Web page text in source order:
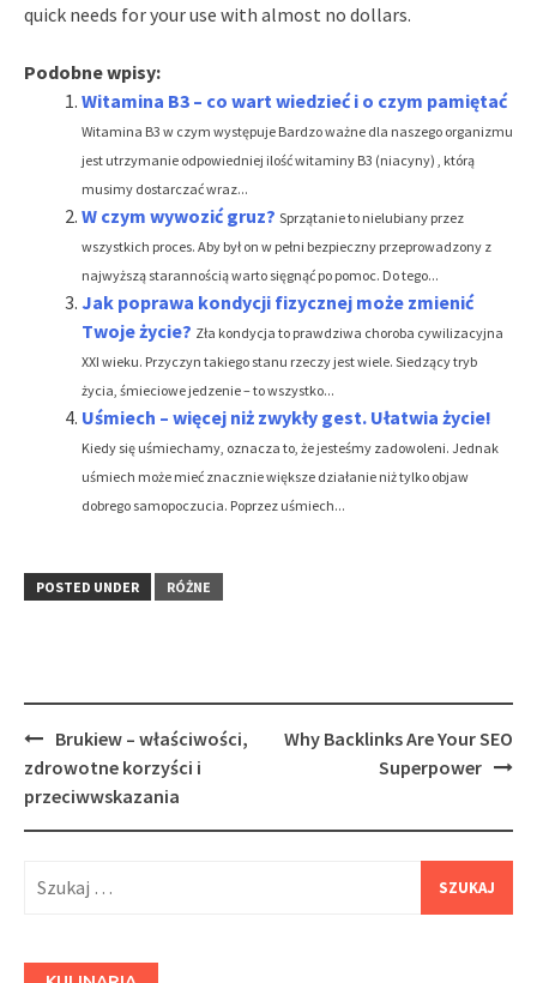
quick needs for your use with almost no dollars.
Podobne wpisy:
Witamina B3 – co wart wiedzieć i o czym pamiętać
Witamina B3 w czym występuje Bardzo ważne dla naszego organizmu
jest utrzymanie odpowiedniej ilość witaminy B3 (niacyny) , którą
musimy dostarczać wraz...
W czym wywozić gruz? Sprzątanie to nielubiany przez
wszystkich proces. Aby był on w pełni bezpieczny przeprowadzony z
najwyższą starannością warto sięgnąć po pomoc. Do tego...
Jak poprawa kondycji fizycznej może zmienić
Twoje życie? Zła kondycja to prawdziwa choroba cywilizacyjna
XXI wieku. Przyczyn takiego stanu rzeczy jest wiele. Siedzący tryb
życia, śmieciowe jedzenie – to wszystko...
Uśmiech – więcej niż zwykły gest. Ułatwia życie!
Kiedy się uśmiechamy, oznacza to, że jesteśmy zadowoleni. Jednak
uśmiech może mieć znacznie większe działanie niż tylko objaw
dobrego samopoczucia. Poprzez uśmiech...
POSTED UNDER RÓŻNE
Post
navigation
Brukiew – właściwości,
zdrowotne korzyści i
przeciwwskazania
Why Backlinks Are Your SEO
Superpower